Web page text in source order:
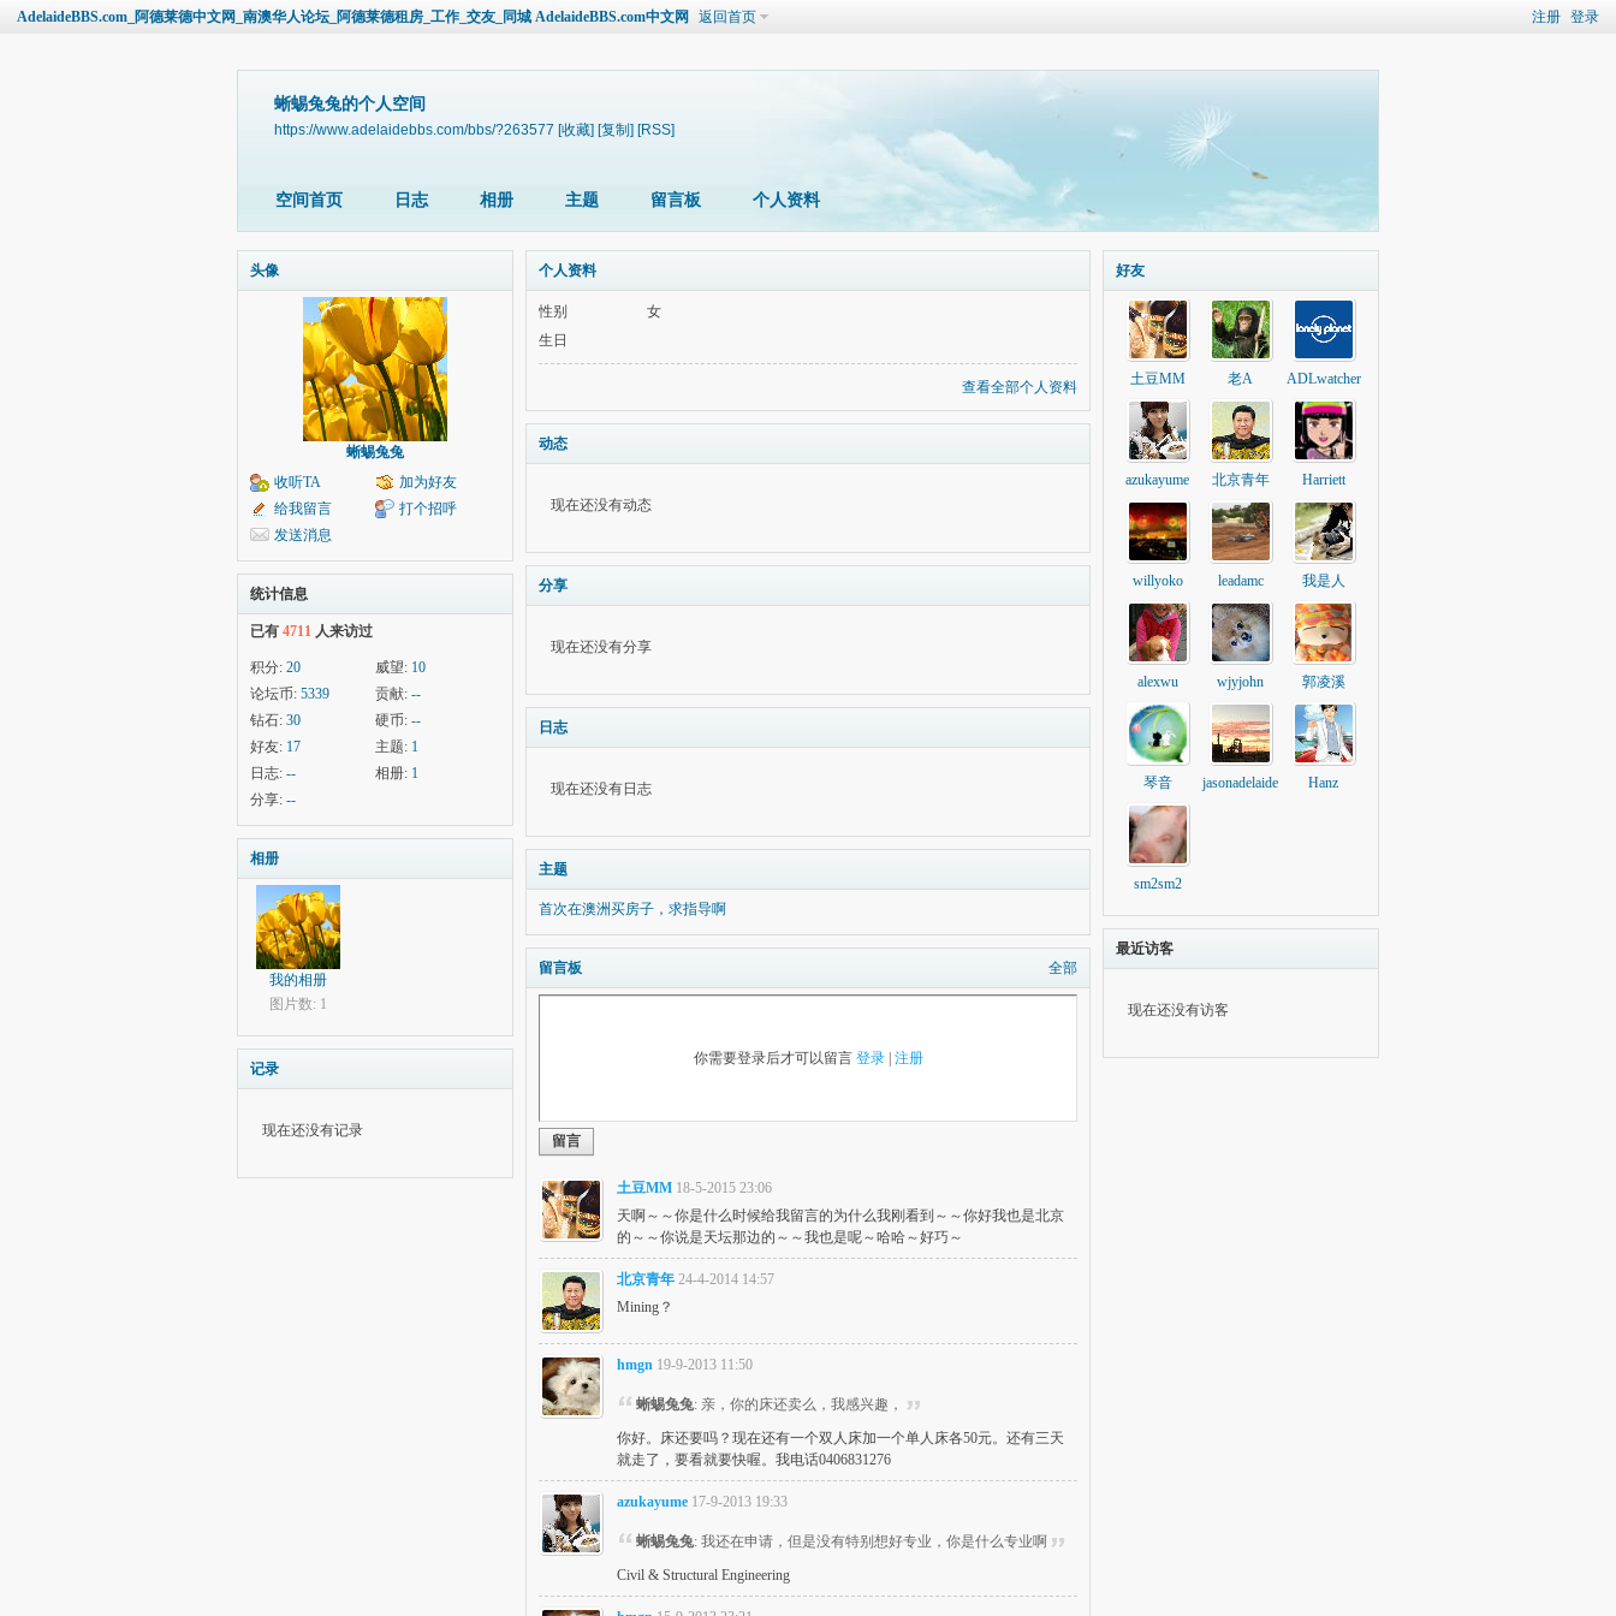
注册 登录
AdelaideBBS.com_阿德莱德中文网_南澳华人论坛_阿德莱德租房_工作_交友_同城 AdelaideBBS.com中文网 返回首页
蜥蜴兔兔的个人空间
https://www.adelaidebbs.com/bbs/?263577 [收藏] [复制] [RSS]
空间首页 日志 相册 主题 留言板 个人资料
头像
蜥蜴兔兔
收听TA
加为好友
给我留言
打个招呼
发送消息
统计信息
已有 4711 人来访过
积分: 20 威望: 10
论坛币: 5339 贡献: --
钻石: 30 硬币: --
好友: 17 主题: 1
日志: -- 相册: 1
分享: --
相册
我的相册
图片数: 1
记录
现在还没有记录
个人资料
性别
女
生日
查看全部个人资料
动态
现在还没有动态
分享
现在还没有分享
日志
现在还没有日志
主题
首次在澳洲买房子，求指导啊
留言板 全部
你需要登录后才可以留言 登录| 注册
留言
土豆MM 18-5-2015 23:06
天啊～～你是什么时候给我留言的为什么我刚看到～～你好我也是北京
的～～你说是天坛那边的～～我也是呢～哈哈～好巧～
北京青年 24-4-2014 14:57
Mining？
hmgn 19-9-2013 11:50
蜥蜴兔兔: 亲，你的床还卖么，我感兴趣，
你好。床还要吗？现在还有一个双人床加一个单人床各50元。还有三天
就走了，要看就要快喔。我电话0406831276
azukayume 17-9-2013 19:33
蜥蜴兔兔: 我还在申请，但是没有特别想好专业，你是什么专业啊
Civil & Structural Engineering
好友
土豆MM 老A ADLwatcher
azukayume 北京青年 Harriett
willyoko leadamc 我是人
alexwu wjyjohn 郭凌溪
琴音 jasonadelaide Hanz
sm2sm2
最近访客
现在还没有访客